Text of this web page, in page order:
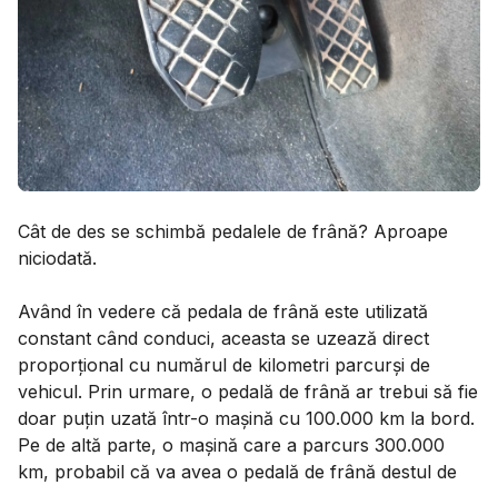
Cât de des se schimbă pedalele de frână? Aproape
niciodată.
Având în vedere că pedala de frână este utilizată
constant când conduci, aceasta se uzează direct
proporțional cu numărul de kilometri parcurși de
vehicul. Prin urmare, o pedală de frână ar trebui să fie
doar puțin uzată într-o mașină cu 100.000 km la bord.
Pe de altă parte, o mașină care a parcurs 300.000
km, probabil că va avea o pedală de frână destul de